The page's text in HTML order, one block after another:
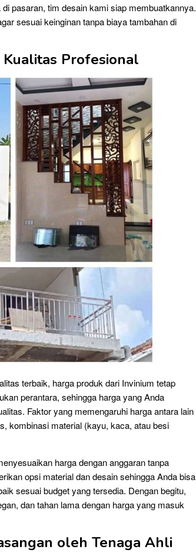
pasaran, tim desain kami siap membuatkannya.
sesuai keinginan tanpa biaya tambahan di
Profesional
terbaik, harga produk dari Invinium tetap
perantara, sehingga harga yang Anda
Faktor yang memengaruhi harga antara lain
kombinasi material (kayu, kaca, atau besi
harga dengan anggaran tanpa
opsi material dan desain sehingga Anda bisa
sesuai budget yang tersedia. Dengan begitu,
dan tahan lama dengan harga yang masuk
oleh Tenaga Ahli